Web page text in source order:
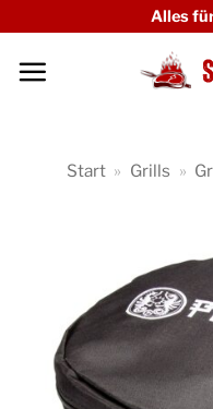
springen
Alles
Start » Grills »